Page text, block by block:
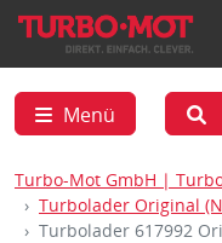
Menü
Turbo-Mot GmbH |
Turbolader Original
Turbolader 617992